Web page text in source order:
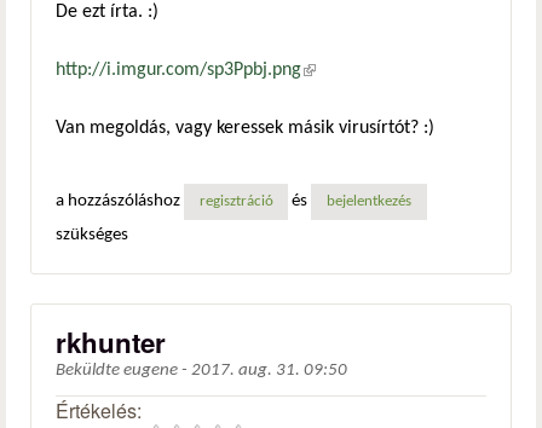
De ezt írta. :)
http://i.imgur.com/sp3Ppbj.png(külső hivatkozás)
Van megoldás, vagy keressek másik virusírtót? :)
a hozzászóláshoz regisztráció és bejelentkezés
szükséges
rkhunter
Beküldte eugene - 2017. aug. 31. 09:50
Értékelés: